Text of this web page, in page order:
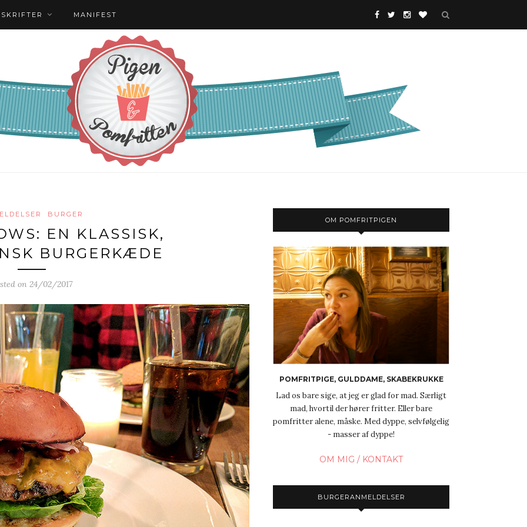
MANIFEST
BURGER
EN KLASSISK,
BURGERKÆDE
on 24/02/2017
OM POMFRITPIGEN
POMFRITPIGE, GULDDAME, SKABEKRUKKE
Lad os bare sige, at jeg er glad for mad. Særligt
mad, hvortil der hører fritter. Eller bare
pomfritter alene, måske. Med dyppe, selvfølgelig
- masser af dyppe!
OM MIG / KONTAKT
BURGERANMELDELSER